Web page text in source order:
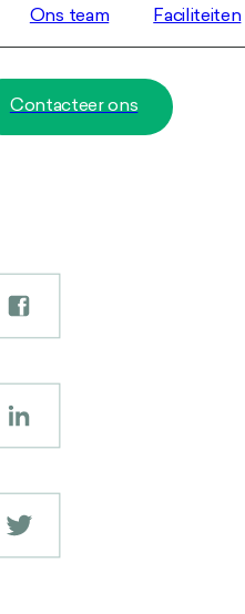
Ons team Faciliteiten
Contacteer ons